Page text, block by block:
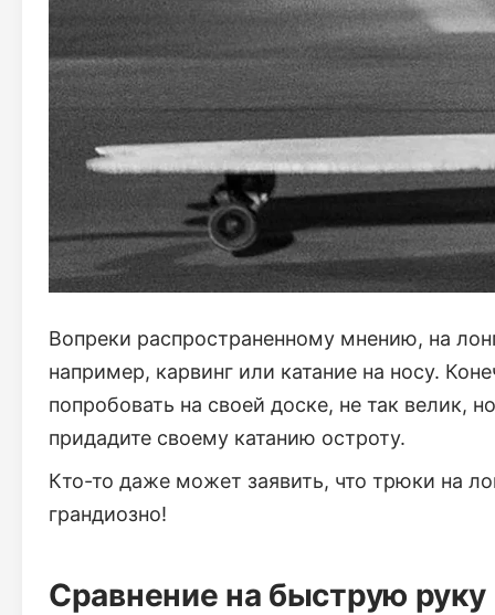
Вопреки распространенному мнению, на
например, карвинг или катание на носу.
попробовать на своей доске, не так велик,
придадите своему катанию остроту.
Кто-то даже может заявить, что трюки на
грандиозно!
Сравнение на быструю руку